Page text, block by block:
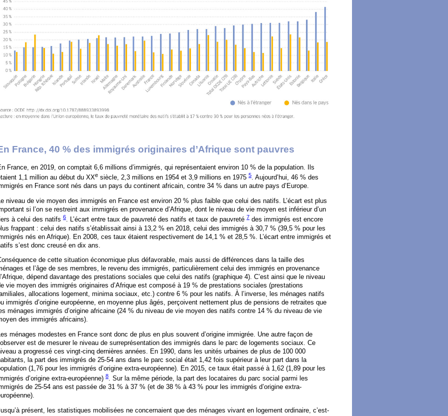
France, 40 % des immigrés originaires d’Afrique sont pauvres
France, en 2019, on comptait 6,6 millions d’immigrés, qui représentaient environ 10 % de la population. Ils
1,1 million au début du XXe siècle, 2,3 millions en 1954 et 3,9 millions en 1975 5. Aujourd’hui, 46 % des
en France sont nés dans un pays du continent africain, contre 34 % dans un autre pays d’Europe.
niveau de vie moyen des immigrés en France est environ 20 % plus faible que celui des natifs. L’écart est plus
si l’on se restreint aux immigrés en provenance d’Afrique, dont le niveau de vie moyen est inférieur d’un
à celui des natifs 6. L’écart entre taux de pauvreté des natifs et taux de pauvreté 7 des immigrés est encore
frappant : celui des natifs s’établissait ainsi à 13,2 % en 2018, celui des immigrés à 30,7 % (39,5 % pour les
nés en Afrique). En 2008, ces taux étaient respectivement de 14,1 % et 28,5 %. L’écart entre immigrés et
s’est donc creusé en dix ans.
de cette situation économique plus défavorable, mais aussi de différences dans la taille des
et l’âge de ses membres, le revenu des immigrés, particulièrement celui des immigrés en provenance
dépend davantage des prestations sociales que celui des natifs (graphique 4). C’est ainsi que le niveau
vie moyen des immigrés originaires d’Afrique est composé à 19 % de prestations sociales (prestations
allocations logement, minima sociaux, etc.) contre 6 % pour les natifs. À l’inverse, les ménages natifs
immigrés d’origine européenne, en moyenne plus âgés, perçoivent nettement plus de pensions de retraites que
ménages immigrés d’origine africaine (24 % du niveau de vie moyen des natifs contre 14 % du niveau de vie
des immigrés africains).
ménages modestes en France sont donc de plus en plus souvent d’origine immigrée. Une autre façon de
est de mesurer le niveau de surreprésentation des immigrés dans le parc de logements sociaux. Ce
a progressé ces vingt-cinq dernières années. En 1990, dans les unités urbaines de plus de 100 000
la part des immigrés de 25-54 ans dans le parc social était 1,42 fois supérieur à leur part dans la
(1,76 pour les immigrés d’origine extra-européenne). En 2015, ce taux était passé à 1,62 (1,89 pour les
d’origine extra-européenne) 8. Sur la même période, la part des locataires du parc social parmi les
de 25-54 ans est passée de 31 % à 37 % (et de 38 % à 43 % pour les immigrés d’origine extra-
présent, les statistiques mobilisées ne concernaient que des ménages vivant en logement ordinaire, c’est-